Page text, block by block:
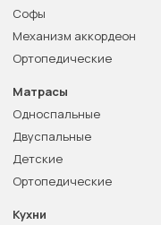
Софы
Механизм аккордеон
Ортопедические
Матрасы
Односпальные
Двуспальные
Детские
Ортопедические
Кухни